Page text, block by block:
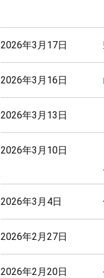
2026年3月17日
2026年3月16日
2026年3月13日
2026年3月10日
2026年3月4日
2026年2月27日
2026年2月20日